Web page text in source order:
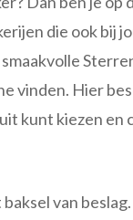
die ook bij
vinden. Hier
kunt kiezen
van beslag.